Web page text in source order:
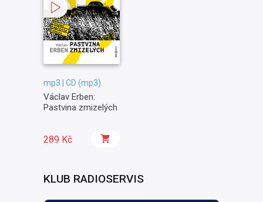
mp3 | CD (mp3)
Václav Erben:
Pastvina zmizelých
289 Kč
KLUB RADIOSERVIS